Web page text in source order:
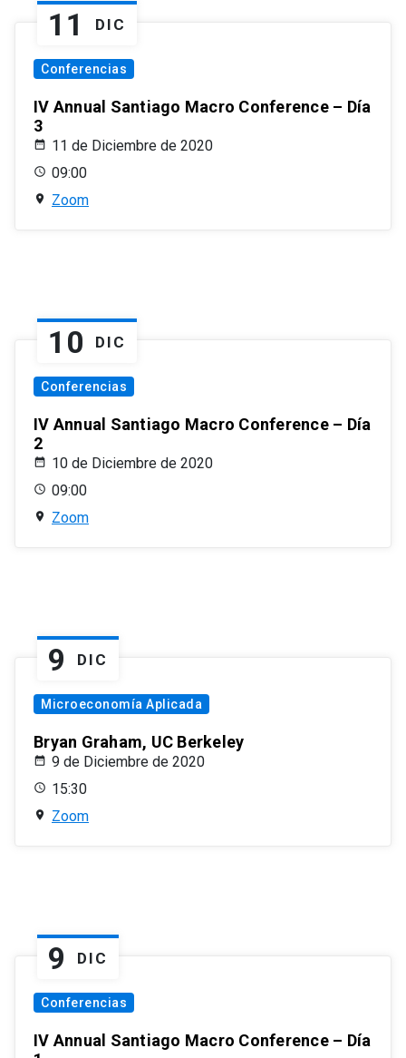
11 DIC
Conferencias
IV Annual Santiago Macro Conference – Día
3
11 de Diciembre de 2020
09:00
Zoom
10 DIC
Conferencias
IV Annual Santiago Macro Conference – Día
2
10 de Diciembre de 2020
09:00
Zoom
9 DIC
Microeconomía Aplicada
Bryan Graham, UC Berkeley
9 de Diciembre de 2020
15:30
Zoom
9 DIC
Conferencias
IV Annual Santiago Macro Conference – Día